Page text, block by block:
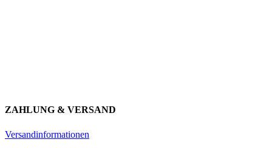
ZAHLUNG & VERSAND
Versandinformationen